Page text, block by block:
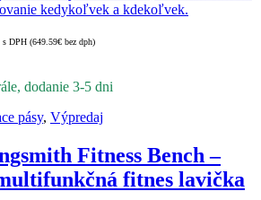
kedykoľvek a kdekoľvek.
s DPH (649.59€ bez dph)
dodanie 3-5 dni
pásy, Výpredaj
Fitness Bench –
fitnes lavička